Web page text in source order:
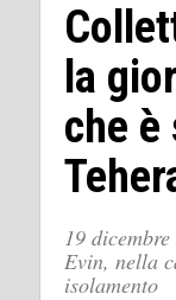
la
che
19
Evin, nella
isolamento